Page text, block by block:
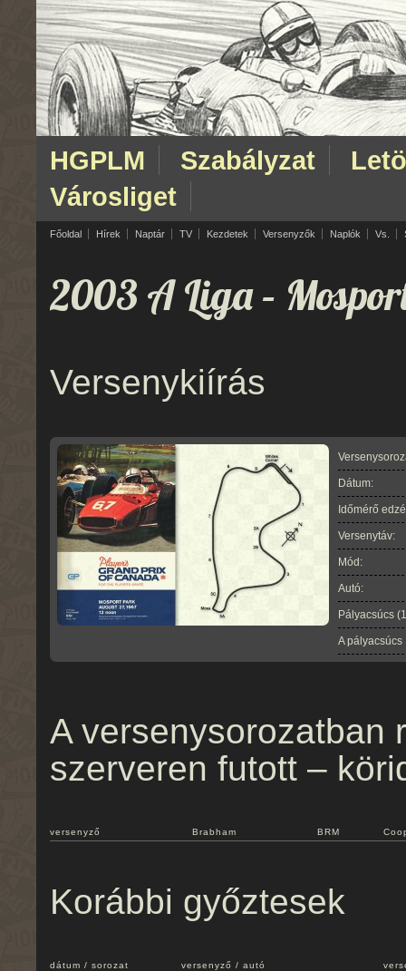
HGPLM Szabályzat
Városliget
Főoldal Hírek Naptár TV Kezdetek Versenyzők Naplók Vs.
2003 A Liga–
Versenykiírás
Dátum:
Időmérő
Versenytáv:
Mód:
Autó:
Pályacsúcs
A pályacsúcs
A versenysorozatban
szerveren futott –
versenyző Brabham BRM
Korábbi győztesek
dátum / sorozat versenyző / autó